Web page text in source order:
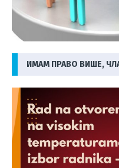
ИМАМ ПРАВО ВИШЕ,